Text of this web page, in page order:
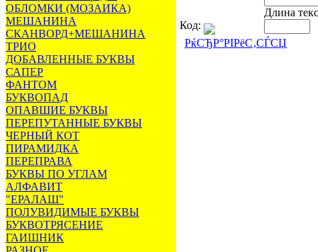
ОБЛОМКИ (МОЗАИКА)
МЕШАНИНА
СКАНВОРД+МЕШАНИНА
ТРИО
ДОБАВЛЕННЫЕ БУКВЫ
САПЕР
ФАНТОМ
БУКВОПАД
ОПАВШИЕ БУКВЫ
ПЕРЕПУТАННЫЕ БУКВЫ
ЧЕРНЫЙ КОТ
ПИРАМИДКА
ПЕРЕПРАВА
БУКВЫ ПО УГЛАМ
АЛФАВИТ
"ЕРАЛАШ"
ПОЛУВИДИМЫЕ БУКВЫ
БУКВОТРЯСЕНИЕ
ГАИШНИК
Длина
Код:
РќСЂР°РІРёС‚СЃСЏ